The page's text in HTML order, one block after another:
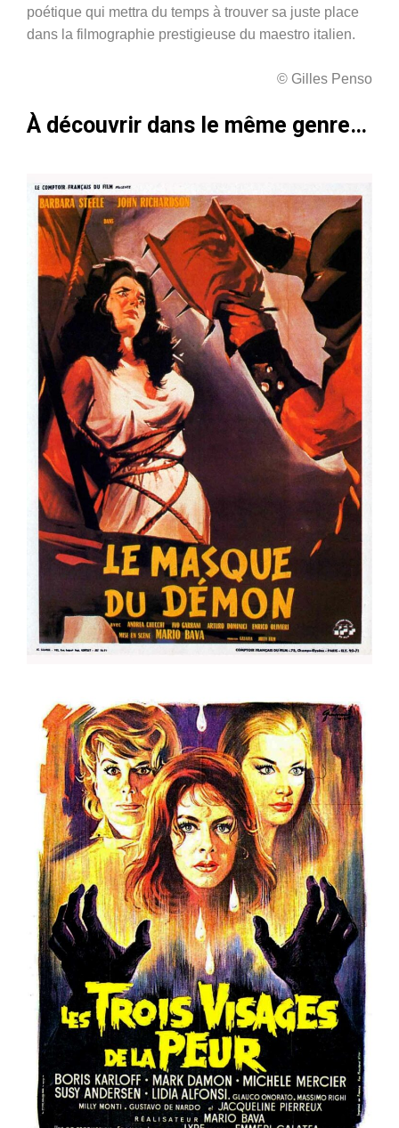
poétique qui mettra du temps à trouver sa juste place
dans la filmographie prestigieuse du maestro italien.
© Gilles Penso
À découvrir dans le même genre…